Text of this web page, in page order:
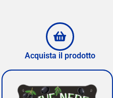
Acquista il prodotto